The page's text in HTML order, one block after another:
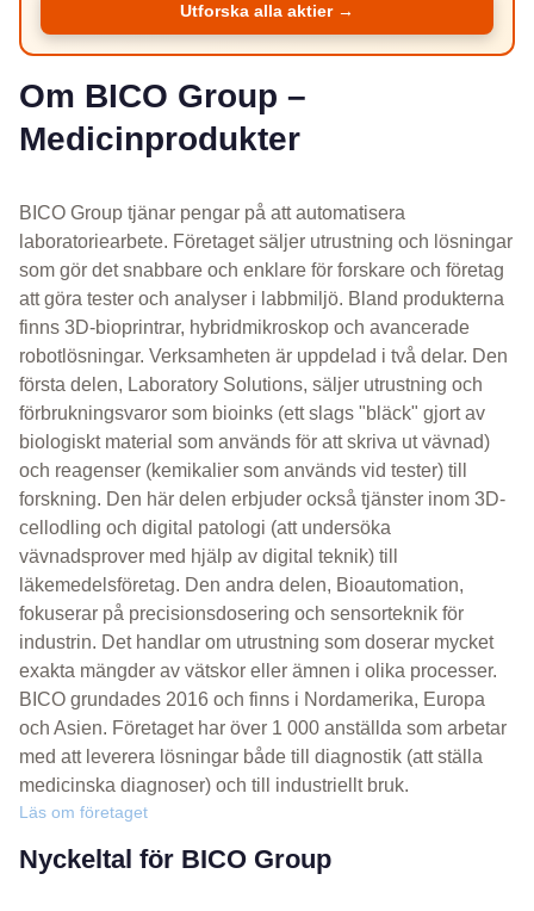
Utforska alla aktier →
Om BICO Group –
Medicinprodukter
BICO Group tjänar pengar på att automatisera
laboratoriearbete. Företaget säljer utrustning och lösningar
som gör det snabbare och enklare för forskare och företag
att göra tester och analyser i labbmiljö. Bland produkterna
finns 3D-bioprintrar, hybridmikroskop och avancerade
robotlösningar. Verksamheten är uppdelad i två delar. Den
första delen, Laboratory Solutions, säljer utrustning och
förbrukningsvaror som bioinks (ett slags "bläck" gjort av
biologiskt material som används för att skriva ut vävnad)
och reagenser (kemikalier som används vid tester) till
forskning. Den här delen erbjuder också tjänster inom 3D-
cellodling och digital patologi (att undersöka
vävnadsprover med hjälp av digital teknik) till
läkemedelsföretag. Den andra delen, Bioautomation,
fokuserar på precisionsdosering och sensorteknik för
industrin. Det handlar om utrustning som doserar mycket
exakta mängder av vätskor eller ämnen i olika processer.
BICO grundades 2016 och finns i Nordamerika, Europa
och Asien. Företaget har över 1 000 anställda som arbetar
med att leverera lösningar både till diagnostik (att ställa
medicinska diagnoser) och till industriellt bruk.
Läs om företaget
Nyckeltal för BICO Group